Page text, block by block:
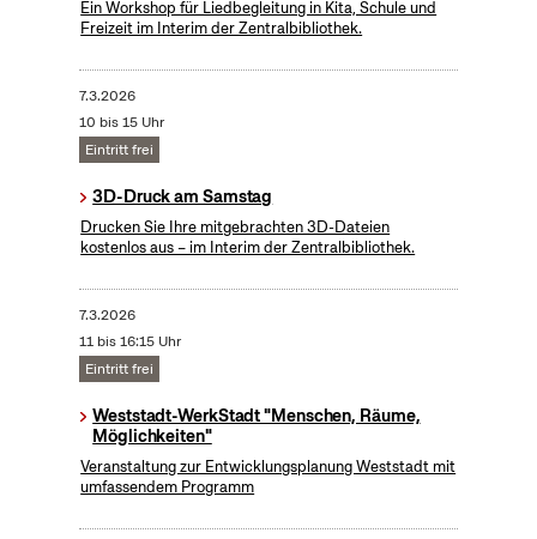
Ein Workshop für Liedbegleitung in Kita, Schule und
Freizeit im Interim der Zentralbibliothek.
7.3.2026
10 bis 15 Uhr
Eintritt frei
3D-Druck am Samstag
Drucken Sie Ihre mitgebrachten 3D-Dateien
kostenlos aus – im Interim der Zentralbibliothek.
7.3.2026
11 bis 16:15 Uhr
Eintritt frei
Weststadt-WerkStadt "Menschen, Räume,
Möglichkeiten"
Veranstaltung zur Entwicklungsplanung Weststadt mit
umfassendem Programm